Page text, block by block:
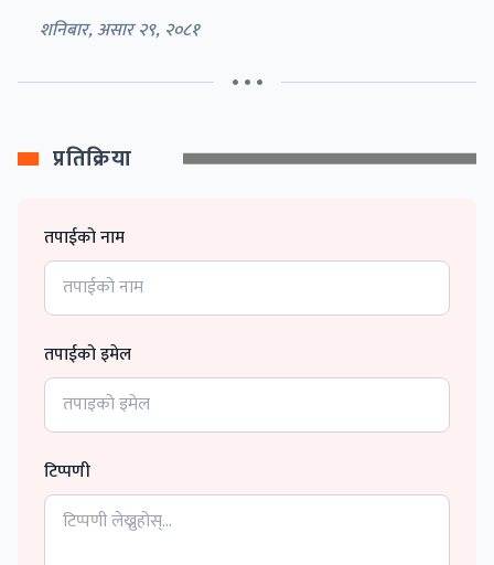
शनिबार, असार २९, २०८१
• • •
प्रतिक्रिया
तपाईको नाम
तपाईको इमेल
टिप्पणी